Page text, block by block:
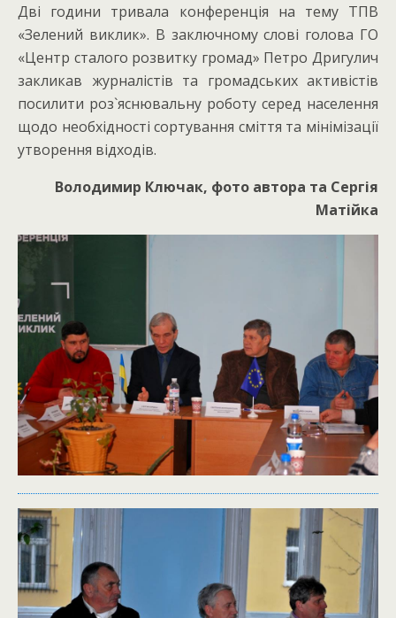
Дві години тривала конференція на тему ТПВ
«Зелений виклик». В заключному слові голова ГО
«Центр сталого розвитку громад» Петро Дригулич
закликав журналістів та громадських активістів
посилити роз`яснювальну роботу серед населення
щодо необхідності сортування сміття та мінімізації
утворення відходів.
Володимир Ключак, фото автора та Сергія
Матійка